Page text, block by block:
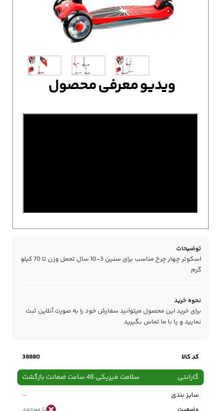
توضیحات
اسکوتر چهار چرخ مناسب برای سنین 3-10 سال تحمل وزن تا 70 کیلو
گرم
نحوه خرید
برای خرید این محصول میتوانید سفارش خود را به صورت آنلاین ثبت
نمایید و یا با ما تماس بگیرید
کد کالا 38880
گارانتی سلامت فیزیکی،48 ساعت ضمانت بازگشت
سایز بندی
-